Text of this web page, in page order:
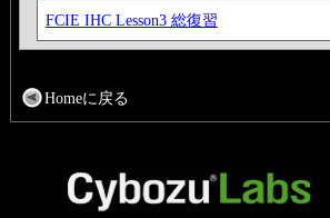
FCIE IHC Lesson3 総復習
Homeに戻る